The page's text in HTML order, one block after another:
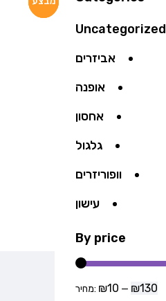
Uncategorized
אביזרים
אופנה
אחסון
גלגול
וופוריזרים
עישון
By price
מחיר: ₪10 — ₪130